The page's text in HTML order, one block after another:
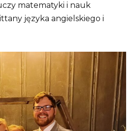
matematyki i nauk
języka angielskiego i